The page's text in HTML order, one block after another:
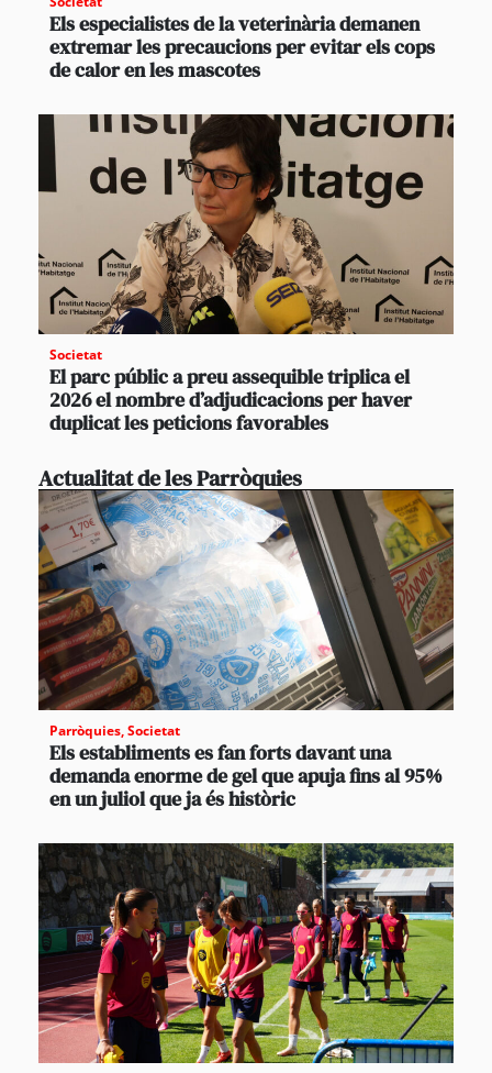
Els especialistes de la veterinària demanen
extremar les precaucions per evitar els cops
de calor en les mascotes
Societat
El parc públic a preu assequible triplica el
2026 el nombre d’adjudicacions per haver
duplicat les peticions favorables
Actualitat de les Parròquies
Parròquies,Societat
Els establiments es fan forts davant una
demanda enorme de gel que apuja fins al 95%
en un juliol que ja és històric